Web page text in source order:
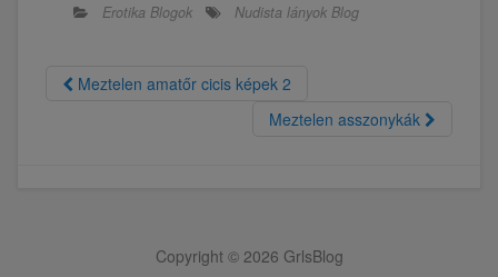
Erotika Blogok Nudista lányok Blog
Meztelen amatőr cicis képek 2
Meztelen asszonykák
Copyright © 2026 GrlsBlog